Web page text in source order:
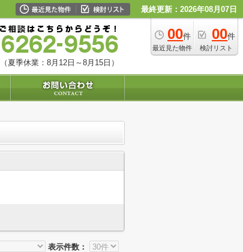
最終更新：2026年08月07日
00件
最近見た物件
00件
検討リスト
夏季休業：8月12日～8月15日）
表示件数：